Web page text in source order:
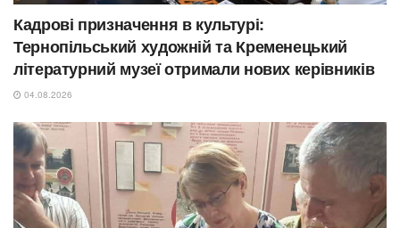
Кадрові призначення в культурі:
Тернопільський художній та Кременецький
літературний музеї отримали нових керівників
04.08.2026